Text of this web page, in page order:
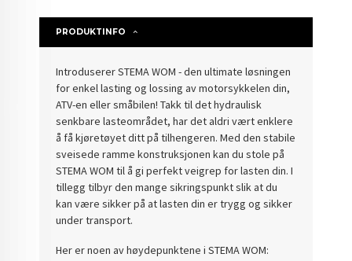
PRODUKTINFO
Introduserer STEMA WOM - den ultimate løsningen
for enkel lasting og lossing av motorsykkelen din,
ATV-en eller småbilen! Takk til det hydraulisk
senkbare lasteområdet, har det aldri vært enklere
å få kjøretøyet ditt på tilhengeren. Med den stabile
sveisede ramme konstruksjonen kan du stole på
STEMA WOM til å gi perfekt veigrep for lasten din. I
tillegg tilbyr den mange sikringspunkt slik at du
kan være sikker på at lasten din er trygg og sikker
under transport.
Her er noen av høydepunktene i STEMA WOM: